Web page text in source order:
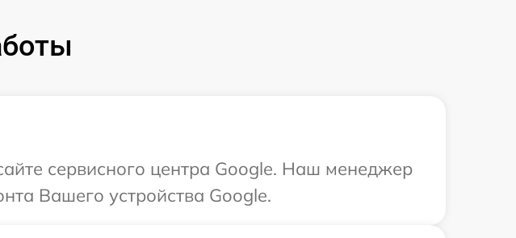
сервисного центра Google. Наш менеджер
Вашего устройства Google.